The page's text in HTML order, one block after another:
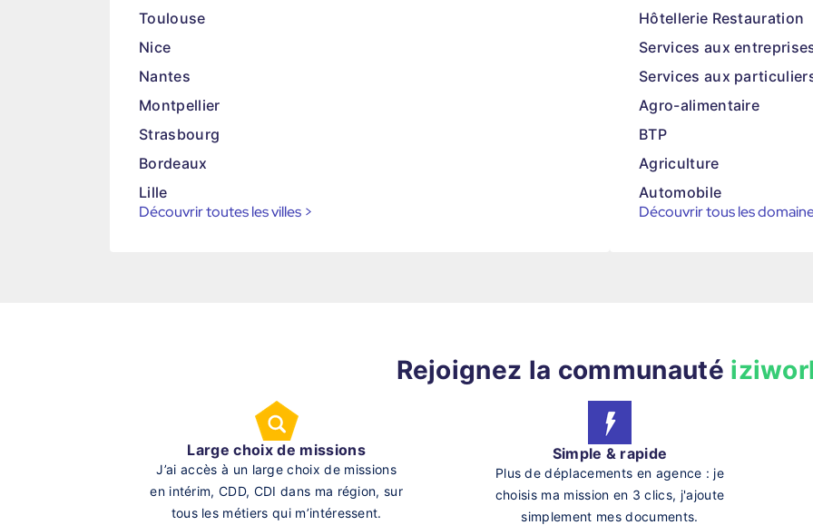
Toulouse
Nice
Nantes
Montpellier
Strasbourg
Bordeaux
Lille
Découvrir toutes les villes >
Hôtellerie Restauration
Services aux
Services aux
Agro-alimentaire
BTP
Agriculture
Automobile
Découvrir tous les
Rejoignez la communauté
Large choix de missions
J’ai accès à un large choix de missions
en intérim, CDD, CDI dans ma région, sur
tous les métiers qui m’intéressent.
Simple & rapide
Plus de déplacements en agence : je
choisis ma mission en 3 clics, j'ajoute
simplement mes documents.